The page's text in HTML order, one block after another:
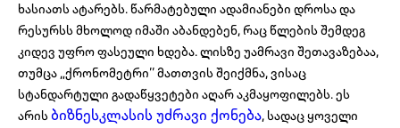
ხასიათს ატარებს. წარმატებული ადამიანები დროსა და
რესურსს მხოლოდ იმაში აბანდებენ, რაც წლების შემდეგ
კიდევ უფრო ფასეული ხდება. ლისზე უამრავი შეთავაზებაა,
თუმცა „ქრონომეტრი’’ მათთვის შეიქმნა, ვისაც
სტანდარტული გადაწყვეტები აღარ აკმაყოფილებს. ეს
არისბიზნესკლასის უძრავი ქონება, სადაც ყოველი